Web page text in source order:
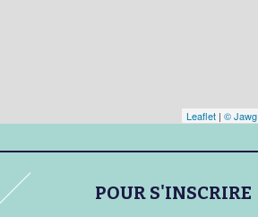
Leaflet | © Jawg
POUR S'INSCRIRE